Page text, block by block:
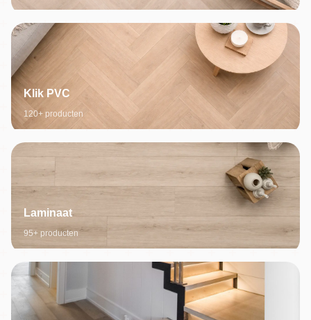
Klik PVC
120+ producten
Laminaat
95+ producten